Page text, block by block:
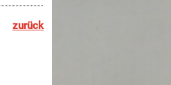
zurück